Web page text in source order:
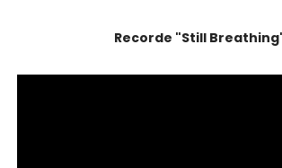
Recorde "Still